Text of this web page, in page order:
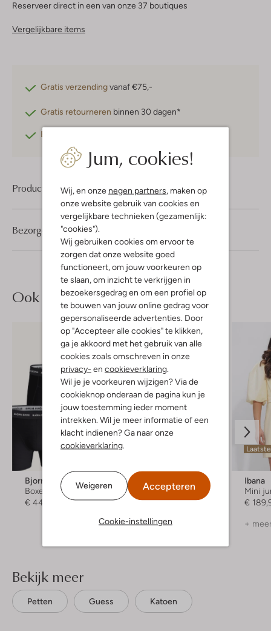
Jum, cookies!
Wij, en onze negen partners , maken op
onze website gebruik van cookies en
vergelijkbare technieken (gezamenlijk:
"cookies").
Wij gebruiken cookies om ervoor te
zorgen dat onze website goed
functioneert, om jouw voorkeuren op
te slaan, om inzicht te verkrijgen in
bezoekersgedrag en om een profiel op
te bouwen van jouw online gedrag voor
gepersonaliseerde advertenties. Door
op "Accepteer alle cookies" te klikken,
ga je akkoord met het gebruik van alle
cookies zoals omschreven in onze
privacy- en cookieverklaring
Wil je je voorkeuren wijzigen? Via de
cookieknop onderaan de pagina kun je
jouw toestemming ieder moment
intrekken. Wil je meer informatie of een
klacht indienen? Ga naar onze
cookieverklaring
Weigeren Accepteren
Cookie-instellingen
Reserveer direct in een van onze 37 boutiques
Vergelijkbare items
Gratis verzendingvanaf €75,-
Gratis retourneren binnen 30 dagen*
Betaal achteraf
Product informatie
Bezorgen & retourneren
Ook iets voor jou?
Bjorn Borg
Boxershort
€ 44,99
Drykorn
Trui
€ 149,95 € 74,95
+ meer kleuren
Ibana
Mini
€
+
Bekijk meer
Petten Guess Katoen